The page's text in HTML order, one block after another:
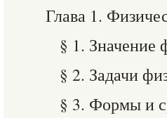
Глава 1.
§ 1. Значение
§ 2. Задачи
§ 3. Формы и